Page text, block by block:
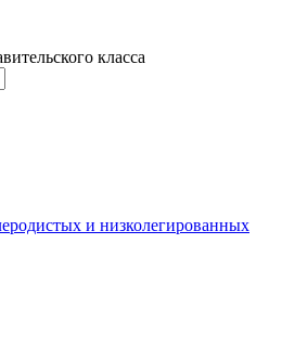
класса
и низколегированных